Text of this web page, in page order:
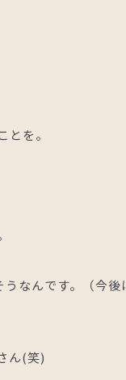
を。
なんです。（今
ん(笑)